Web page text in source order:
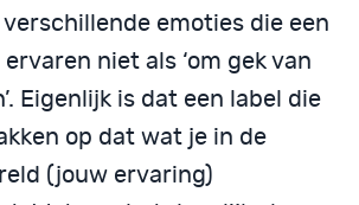
emoties die een
niet als ‘om gek van
Eigenlijk is dat een label die
op dat wat je in de
(jouw ervaring)